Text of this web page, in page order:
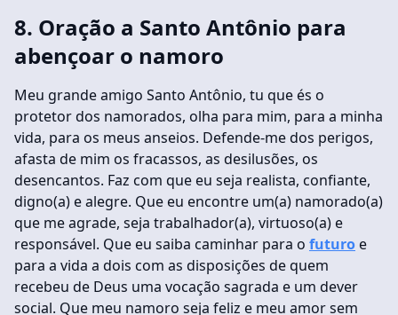
8. Oração a Santo Antônio para
abençoar o namoro
Meu grande amigo Santo Antônio, tu que és o
protetor dos namorados, olha para mim, para a minha
vida, para os meus anseios. Defende-me dos perigos,
afasta de mim os fracassos, as desilusões, os
desencantos. Faz com que eu seja realista, confiante,
digno(a) e alegre. Que eu encontre um(a) namorado(a)
que me agrade, seja trabalhador(a), virtuoso(a) e
responsável. Que eu saiba caminhar para o futuro e
para a vida a dois com as disposições de quem
recebeu de Deus uma vocação sagrada e um dever
social. Que meu namoro seja feliz e meu amor sem